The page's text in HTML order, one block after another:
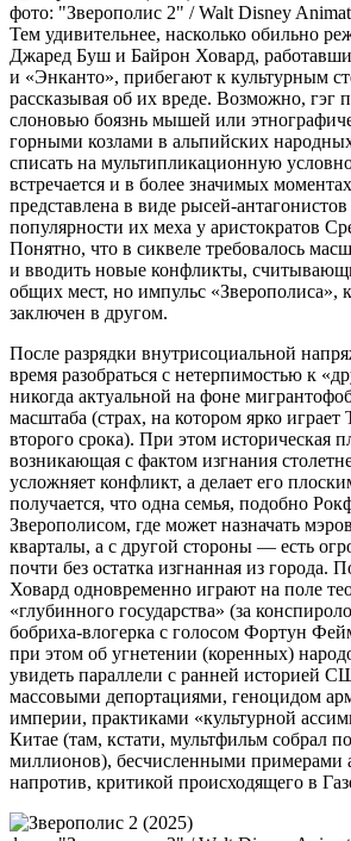
фото: "Зверополис 2" / Walt Disney
Тем удивительнее, насколько обильно
Джаред Буш и Байрон Ховард,
и «Энканто», прибегают к культурным
рассказывая об их вреде. Возможно,
слоновью боязнь мышей или
горными козлами в альпийских
списать на мультипликационную
встречается и в более значимых
представлена в виде рысей-
популярности их меха у аристократов
Понятно, что в сиквеле требовалось
и вводить новые конфликты,
общих мест, но импульс «Зверополиса»,
заключен в другом.
После разрядки внутрисоциальной
время разобраться с нетерпимостью к
никогда актуальной на фоне
масштаба (страх, на котором ярко играет
второго срока). При этом историческая
возникающая с фактом изгнания
усложняет конфликт, а делает его
получается, что одна семья, подобно
Зверополисом, где может назначать
кварталы, а с другой стороны — есть
почти без остатка изгнанная из города.
Ховард одновременно играют на поле
«глубинного государства» (за
бобриха-влогерка с голосом Фортун
при этом об угнетении (коренных)
увидеть параллели с ранней историей
массовыми депортациями, геноцидом
империи, практиками «культурной
Китае (там, кстати, мультфильм собрал
миллионов), бесчисленными примерами
напротив, критикой происходящего в